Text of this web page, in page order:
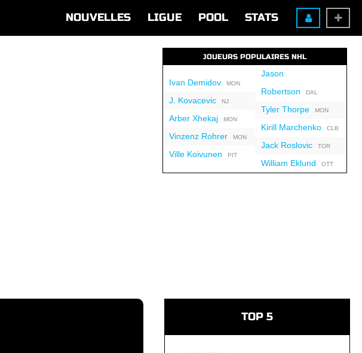
NOUVELLES LIGUE POOL STATS
JOUEURS POPULAIRES NHL
Ivan DemidovMON
J. KovacevicNJ
Arber XhekajMON
Vinzenz RohrerMON
Ville Koivunen PIT
Jason
Robertson DAL
Tyler ThorpeMON
Kirill MarchenkoCLB
Jack RoslovicTOR
William Eklund OTT
TOP 5